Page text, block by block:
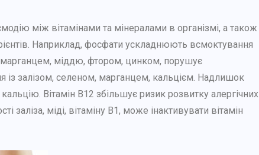
між вітамінами та мінералами в організмі, а також
Наприклад, фосфати ускладнюють всмоктування
марганцем, міддю, фтором, цинком, порушує
із залізом, селеном, марганцем, кальцієм. Надлишок
Вітамін В12 збільшує ризик розвитку алергічних
заліза, міді, вітаміну В1, може інактивувати вітамін